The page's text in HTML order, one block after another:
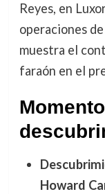
Reyes, en
operaciones
muestra el
faraón en el
Howard